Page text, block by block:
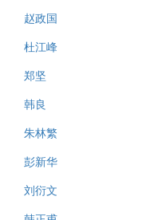
赵政国
杜江峰
郑坚
韩良
朱林繁
彭新华
刘衍文